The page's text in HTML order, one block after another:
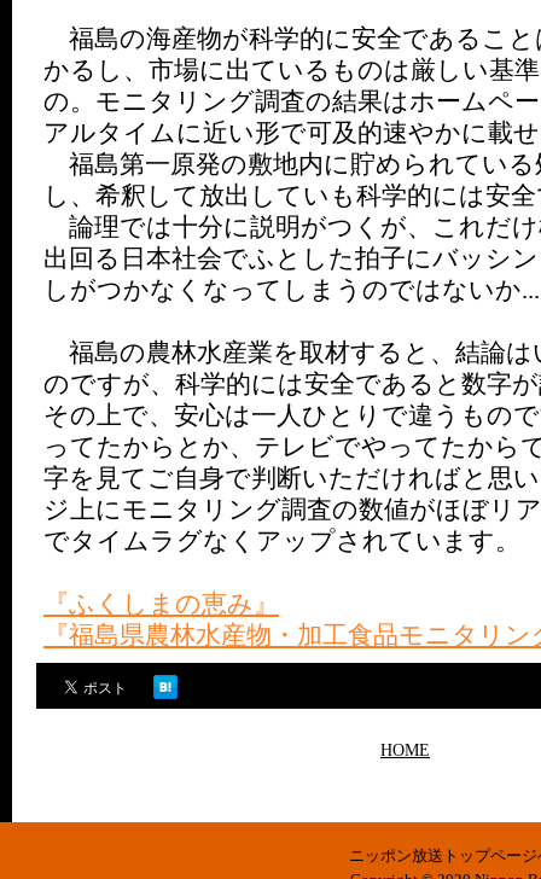
福島の海産物が科学的に安全であるこ
かるし、市場に出ているものは厳しい基
の。モニタリング調査の結果はホームペ
アルタイムに近い形で可及的速やかに載
福島第一原発の敷地内に貯められている
し、希釈して放出していも科学的には安
論理では十分に説明がつくが、これだ
出回る日本社会でふとした拍子にバッシ
しがつかなくなってしまうのではないか
福島の農林水産業を取材すると、結論
のですが、科学的には安全であると数字
その上で、安心は一人ひとりで違うもの
ってたからとか、テレビでやってたから
字を見てご自身で判断いただければと思
ジ上にモニタリング調査の数値がほぼリ
でタイムラグなくアップされています。
『ふくしまの恵み』
『福島県農林水産物・加工食品モニタリン
HOME
ニッポン放送トップページ